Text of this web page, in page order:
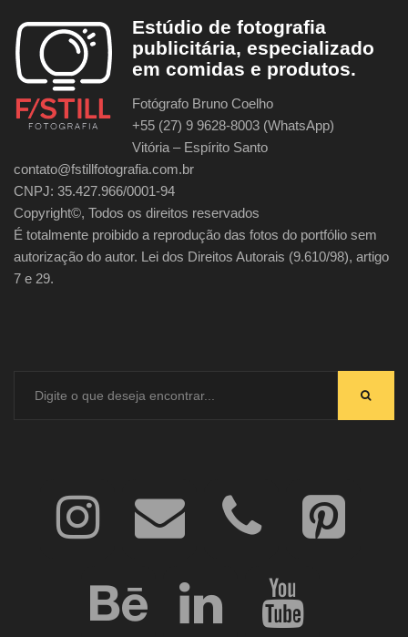
Estúdio de fotografia
publicitária, especializado
em comidas e produtos.
Fotógrafo Bruno Coelho
+55 (27) 9 9628-8003 (WhatsApp)
Vitória – Espírito Santo
contato@fstillfotografia.com.br
CNPJ: 35.427.966/0001-94
Copyright©, Todos os direitos reservados
É totalmente proibido a reprodução das fotos do portfólio sem
autorização do autor. Lei dos Direitos Autorais (9.610/98), artigo
7 e 29.